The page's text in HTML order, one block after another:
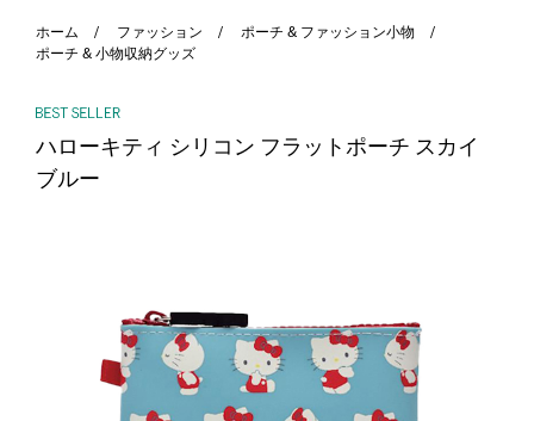
ホーム ファッション
ポーチ & ファッション小物
ポーチ & 小物収納グッズ
ハローキティ シリコン フラットポーチ スカイ
ブルー